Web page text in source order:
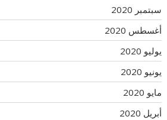
سبتمبر 2020
أغسطس 2020
يوليو 2020
يونيو 2020
مايو 2020
أبريل 2020